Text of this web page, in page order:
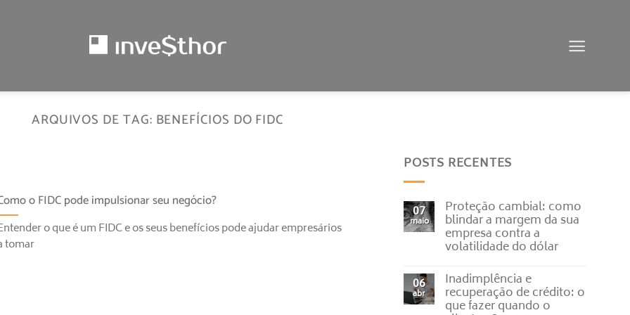
ARQUIVOS DE TAG: BENEFÍCIOS DO FIDC
o FIDC pode impulsionar seu negócio?
o que é um FIDC e os seus benefícios pode ajudar empresários
tomar
POSTS RECENTES
07
maio
Proteção cambial: como
blindar a margem da sua
empresa contra a
volatilidade do dólar
comentário
em
Proteção
cambial:
como
06
abr
Inadimplência e
recuperação de crédito: o
que fazer quando o